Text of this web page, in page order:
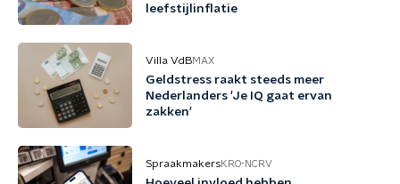
leefstijlinflatie
Villa VdBMAX
Geldstress raakt steeds meer
Nederlanders 'Je IQ gaat ervan
zakken'
SpraakmakersKRO-NCRV